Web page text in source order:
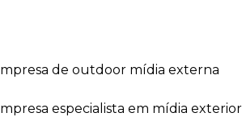
empresa de outdoor mídia externa
empresa especialista em mídia exterior